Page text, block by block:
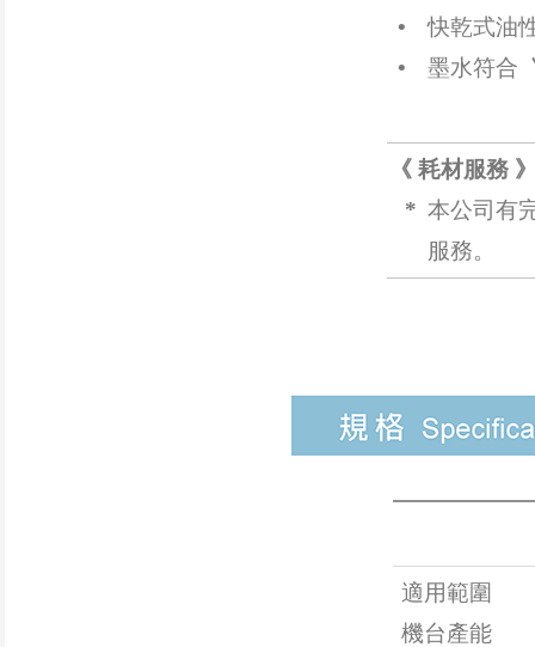
•
快乾式油
•
墨水符合
《 耗材服務
* 本公司有
服務。
適用範圍
機台產能